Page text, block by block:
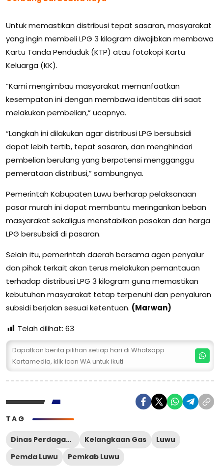
Untuk memastikan distribusi tepat sasaran, masyarakat
yang ingin membeli LPG 3 kilogram diwajibkan membawa
Kartu Tanda Penduduk (KTP) atau fotokopi Kartu
Keluarga (KK).
“Kami mengimbau masyarakat memanfaatkan
kesempatan ini dengan membawa identitas diri saat
melakukan pembelian,” ucapnya.
“Langkah ini dilakukan agar distribusi LPG bersubsidi
dapat lebih tertib, tepat sasaran, dan menghindari
pembelian berulang yang berpotensi mengganggu
pemerataan distribusi,” sambungnya.
Pemerintah Kabupaten Luwu berharap pelaksanaan
pasar murah ini dapat membantu meringankan beban
masyarakat sekaligus menstabilkan pasokan dan harga
LPG bersubsidi di pasaran.
Selain itu, pemerintah daerah bersama agen penyalur
dan pihak terkait akan terus melakukan pemantauan
terhadap distribusi LPG 3 kilogram guna memastikan
kebutuhan masyarakat tetap terpenuhi dan penyaluran
subsidi berjalan sesuai ketentuan. (Marwan)
Telah dilihat: 63
Dapatkan berita pilihan setiap hari di Whatsapp
Kartamedia, klik icon WA untuk ikuti
TAG
Dinas Perdagangan Kelangkaan Gas
Luwu
Pemda Luwu
Pemkab Luwu